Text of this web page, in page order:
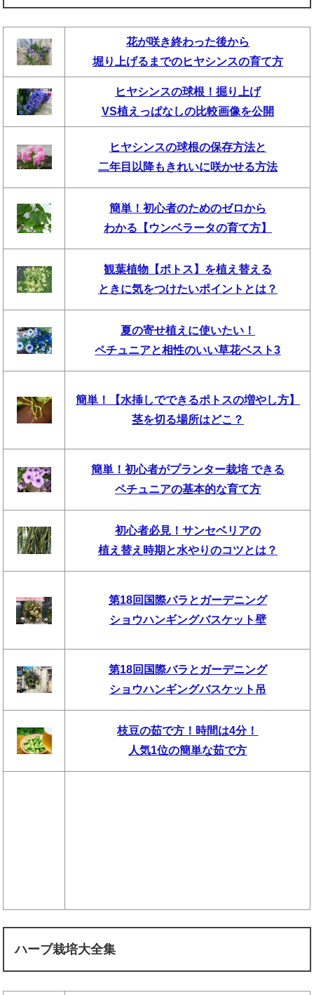
花が咲き終わった後から
堀り上げるまでのヒヤシンスの育て方
ヒヤシンスの球根！掘り上げ
VS植えっぱなしの比較画像を公開
ヒヤシンスの球根の保存方法と
二年目以降もきれいに咲かせる方法
簡単！初心者のためのゼロから
わかる【ウンベラータの育て方】
観葉植物【ポトス】を植え替える
ときに気をつけたいポイントとは？
夏の寄せ植えに使いたい！
ペチュニアと相性のいい草花ベスト3
簡単！【水挿しでできるポトスの増やし方】
茎を切る場所はどこ？
簡単！初心者がプランター栽培 できる
ペチュニアの基本的な育て方
初心者必見！サンセベリアの
植え替え時期と水やりのコツとは？
第18回国際バラとガーデニング
ショウハンギングバスケット壁
第18回国際バラとガーデニング
ショウハンギングバスケット吊
枝豆の茹で方！時間は4分！
人気1位の簡単な茹で方
ハーブ栽培大全集